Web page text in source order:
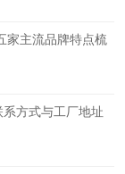
家主流品牌特点梳
方式与工厂地址